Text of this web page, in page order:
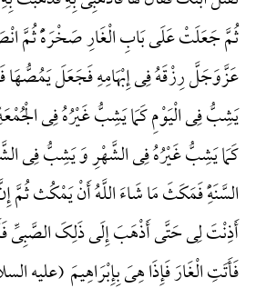
ثُمَّ جَعَلَتْ عَلَی بَابِ الْغَارِ صَخْرَهًًْ ثُمَّ
عَزَّ‌وَ‌جَلَّ رِزْقَهُ فِی إِبْهَامِهِ فَجَعَلَ یَمُصُّهَا
یَشِبُّ فِی الْیَوْمِ کَمَا یَشِبُّ غَیْرُهُ فِی
کَمَا یَشِبُّ غَیْرُهُ فِی الشَّهْرِ وَ یَشِبُّ فِی
السَّنَهًِْ فَمَکَثَ مَا شَاءَ اللَّهُ أَنْ یَمْکُث ثُمَّ
أَذِنْتَ لِی حَتَّی أَذْهَبَ إِلَی ذَلِکَ الصَّبِیِّ
فَأَتَتِ الْغَارَ فَإِذَا هِیَ بِإِبْرَاهِیمَ (علیه